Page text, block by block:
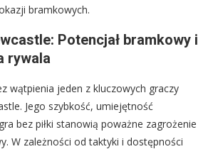
bramkowych.
Potencjał bramkowy i
rywala
wątpienia jeden z kluczowych graczy
Jego szybkość, umiejętność
bez piłki stanowią poważne zagrożenie
W zależności od taktyki i dostępności